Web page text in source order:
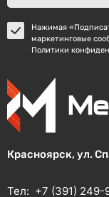
Нажимая
маркетинговые
Политики
Красноярск, ул.
Тел: +7 (391) 249-